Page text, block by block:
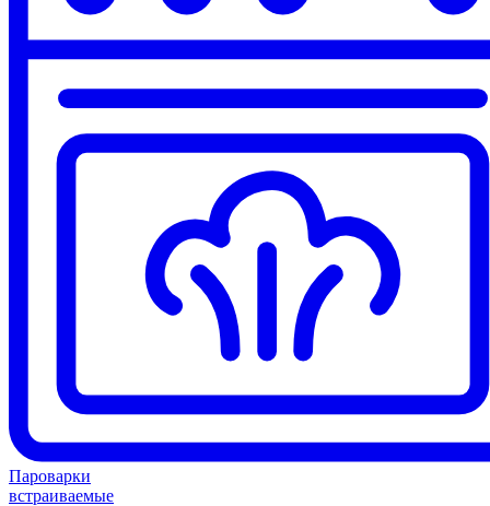
Пароварки
встраиваемые